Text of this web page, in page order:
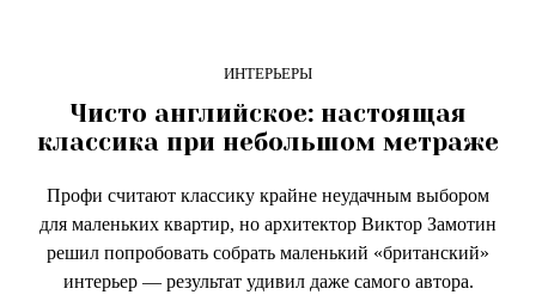
ИНТЕРЬЕРЫ
Чисто английское: настоящая
классика при небольшом метраже
Профи считают классику крайне неудачным выбором
для маленьких квартир, но архитектор Виктор Замотин
решил попробовать собрать маленький «британский»
интерьер — результат удивил даже самого автора.